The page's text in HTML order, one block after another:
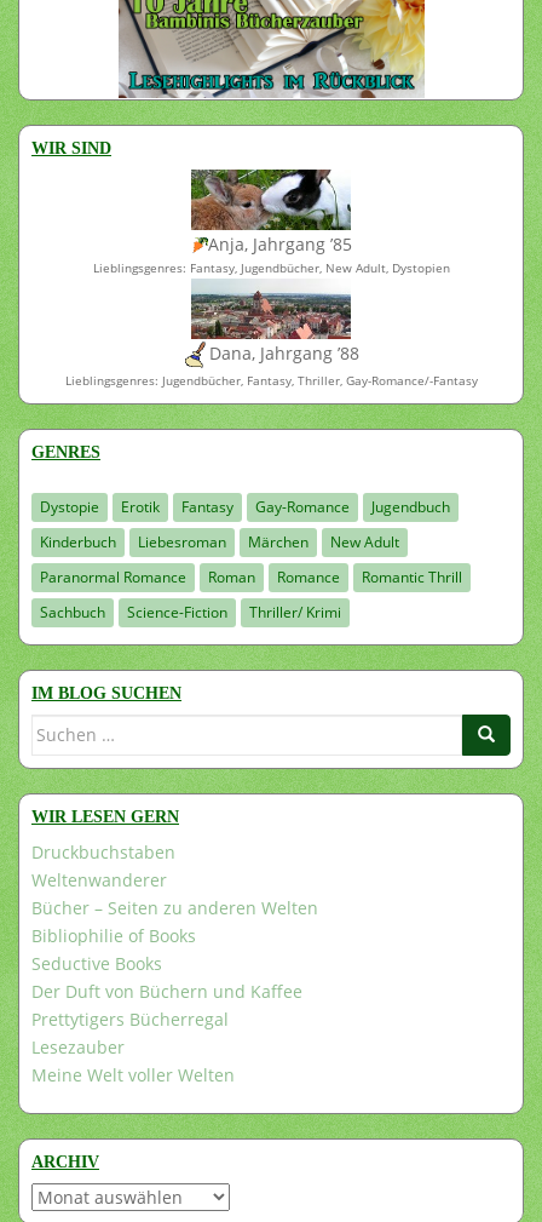
WIR SIND
Anja, Jahrgang ’85
Lieblingsgenres: Fantasy, Jugendbücher, New Adult, Dystopien
Dana, Jahrgang ’88
Lieblingsgenres: Jugendbücher, Fantasy, Thriller, Gay-Romance/-Fantasy
GENRES
Dystopie Erotik Fantasy Gay-Romance
Jugendbuch
Kinderbuch
Liebesroman Märchen
New Adult
Paranormal Romance
Roman Romance
Romantic Thrill
Sachbuch
Science-Fiction Thriller/ Krimi
IM BLOG SUCHEN
Suchen
WIR LESEN GERN
Druckbuchstaben
Weltenwanderer
Bücher – Seiten zu anderen Welten
Bibliophilie of Books
Seductive Books
Der Duft von Büchern und Kaffee
Prettytigers Bücherregal
Lesezauber
Meine Welt voller Welten
ARCHIV
Archiv